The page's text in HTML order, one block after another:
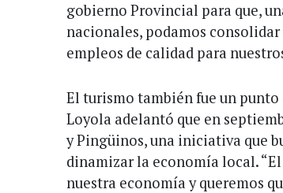
gobierno Provincial para que,
nacionales, podamos
empleos de calidad para
El turismo también fue un punto
Loyola adelantó que en
y Pingüinos, una iniciativa que
dinamizar la economía local.
nuestra economía y queremos